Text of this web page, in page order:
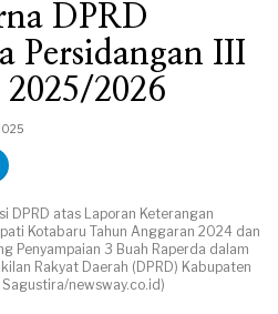
DPRD
Persidangan III
2025/2026
DPRD atas Laporan Keterangan
Kotabaru Tahun Anggaran 2024 dan
Penyampaian 3 Buah Raperda dalam
Rakyat Daerah (DPRD) Kabupaten
Sagustira/newsway.co.id)